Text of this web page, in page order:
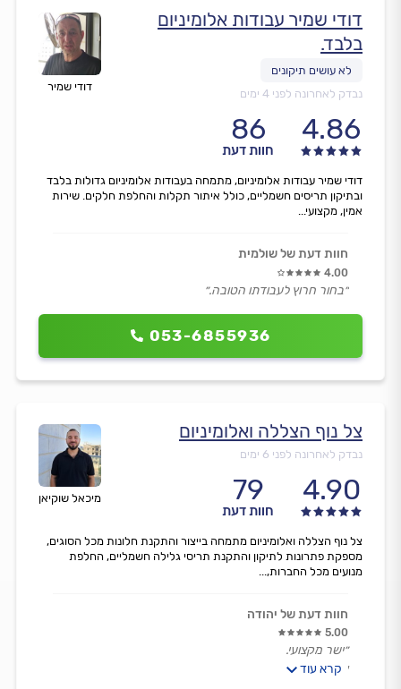
דודי שמיר
דודי שמיר עבודות אלומיניום
בלבד.
נבדק לאחרונה לפני 4 ימים
4.86
86
חוות דעת
053-6855936
דודי שמיר עבודות אלומיניום, מתמחה בעבודות אלומיניום גדולות בלבד
ובתיקון תריסים חשמליים, כולל איתור תקלות והחלפת חלקים. שירות
אמין, מקצועי...
חוות דעת של שולמית
4.00
״בחור חרוץ לעבודתו הטובה.״
מיכאל שוקיאן
צל נוף הצללה ואלומיניום
נבדק לאחרונה לפני 6 ימים
4.90
79
חוות דעת
צל נוף הצללה ואלומיניום מתמחה בייצור והתקנת חלונות מכל הסוגים,
מספקת פתרונות לתיקון והתקנת תריסי גלילה חשמליים, החלפת
מנועים מכל החברות,...
חוות דעת של יהודה
5.00
״ישר מקצועי.
אמין.
קרא עוד